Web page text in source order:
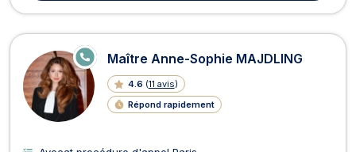
Maître Anne-Sophie MAJDLING
4.6 (11 avis)
Répond rapidement
E
N
LI
G
N
E